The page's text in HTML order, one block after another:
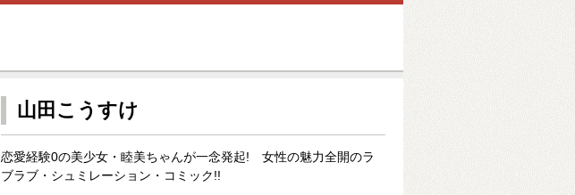
山田こうすけ
恋愛経験0の美少女・睦美ちゃんが一念発起! 女性の魅力全開のラ
ブラブ・シュミレーション・コミック!!